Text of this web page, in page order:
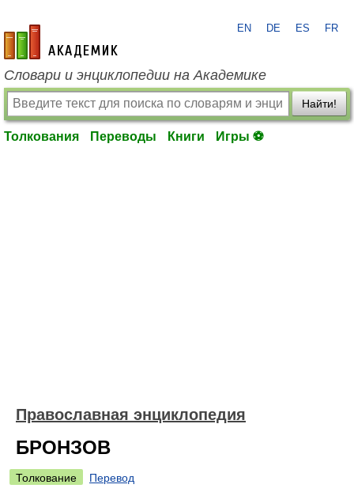
academic.ru
EN DE ES FR
Словари и энциклопедии на Академике
Найти!
Толкования Переводы Книги Игры ⚽
Православная энциклопедия
БРОНЗОВ
Толкование
Перевод